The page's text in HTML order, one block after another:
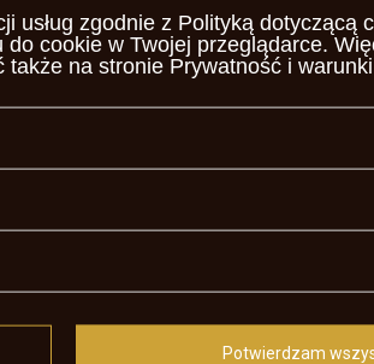
usług zgodnie z Polityką dotyczącą
cookie w Twojej przeglądarce.
także na stronie Prywatność i
Potwierdzam